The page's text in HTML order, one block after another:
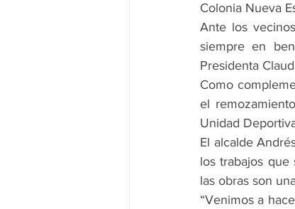
Colonia Nueva
Ante los
siempre en
Presidenta
Como
el
Unidad
El alcalde
los trabajos
las obras son
“Venimos a